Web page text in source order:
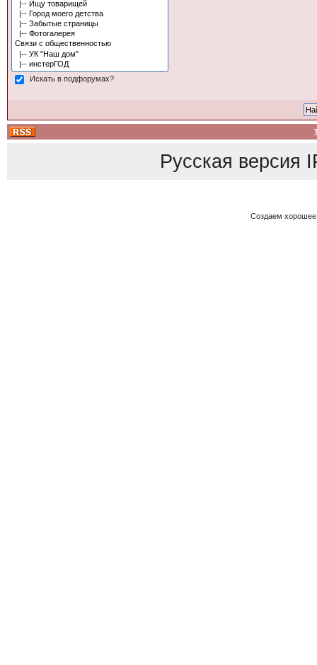
Искать в подфорумах?
Русская версия
Создаем